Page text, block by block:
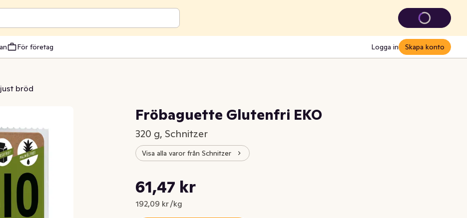
För företag Logga in Skapa konto
bröd
Fröbaguette Glutenfri EKO
320 g, Schnitzer
Visa alla varor från Schnitzer
Nuvarande pris är: 61,47 kr
61,47 kr
192,09 kr /kg
Styckpris: 192,09 kr /kg